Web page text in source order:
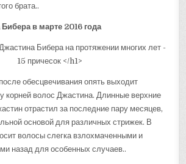
брата..
в марте 2016 года
обесцвечивания опять выходит
корней волос Джастина. Длинные верхние
отрастил за последние пару месяцев,
основой для различных стрижек. В
волосы слегка взлохмаченными и
назад для особенных случаев..